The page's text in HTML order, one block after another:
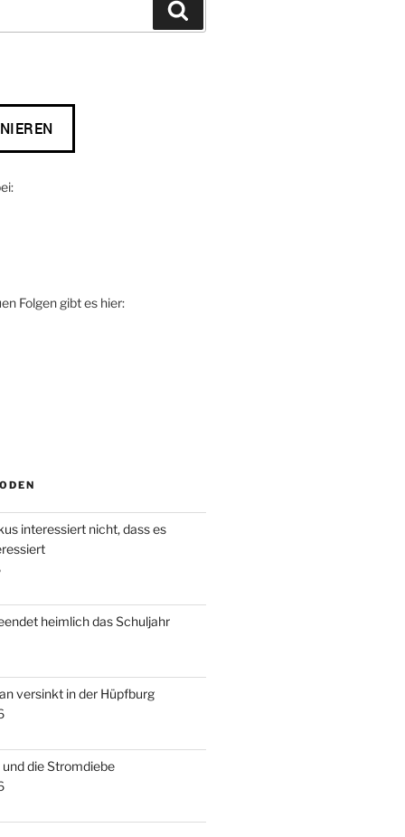
Folgen gibt es hier:
interessiert nicht, dass es
heimlich das Schuljahr
versinkt in der Hüpfburg
und die Stromdiebe